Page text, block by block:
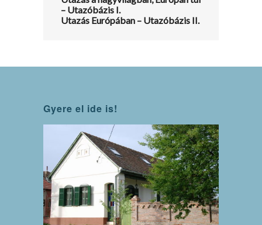
– Utazóbázis I.
Utazás Európában – Utazóbázis II.
Gyere el ide is!